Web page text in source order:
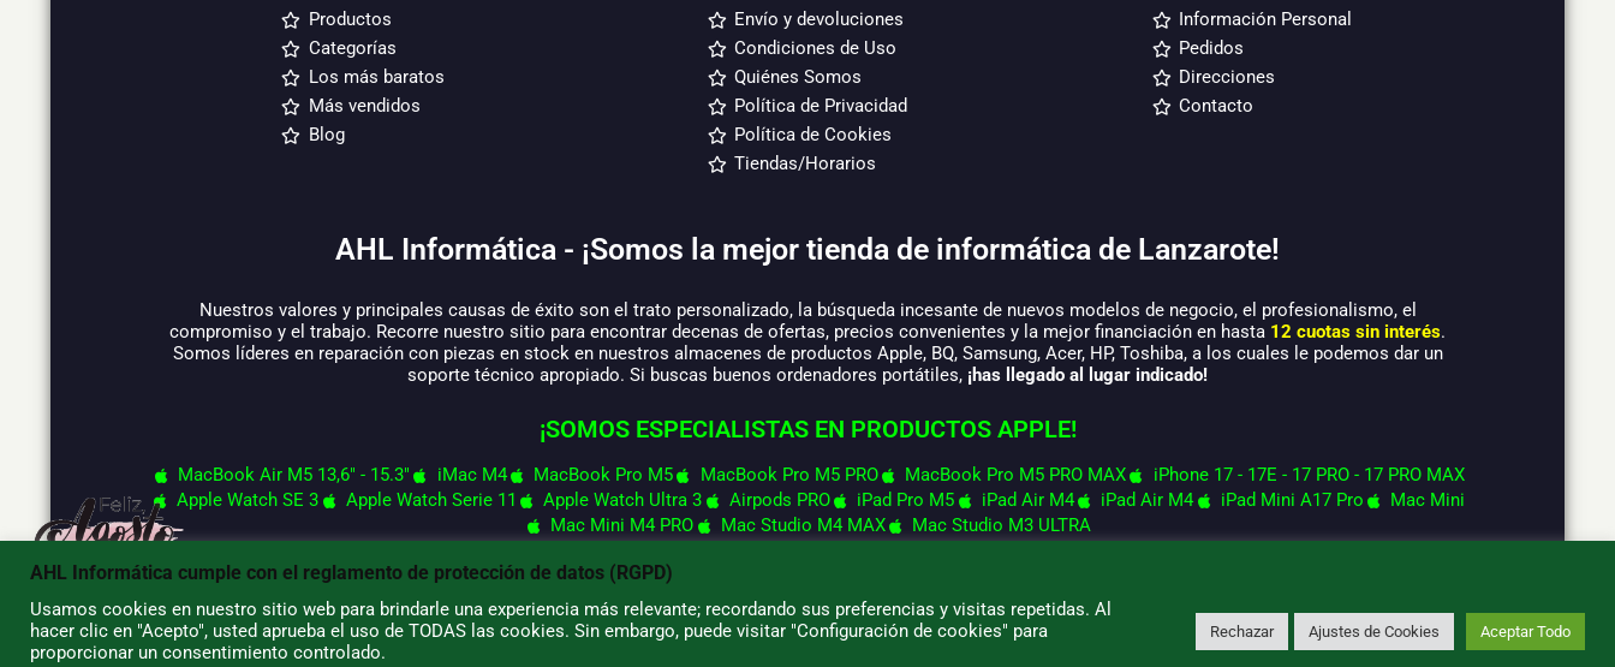
Productos
Categorías
Los más baratos
Más vendidos
Blog
Envío y devoluciones
Condiciones de Uso
Quiénes Somos
Política de Privacidad
Política de Cookies
Tiendas/Horarios
Información Personal
Pedidos
Direcciones
Contacto
AHL Informática - ¡Somos la mejor tienda de informática de Lanzarote!
Nuestros valores y principales causas de éxito son el trato personalizado, la búsqueda incesante de nuevos modelos de negocio, el profesionalismo, el
compromiso y el trabajo. Recorre nuestro sitio para encontrar decenas de ofertas, precios convenientes y la mejor financiación en hasta 12 cuotas sin interés.
Somos líderes en reparación con piezas en stock en nuestros almacenes de productos Apple, BQ, Samsung, Acer, HP, Toshiba, a los cuales le podemos dar un
soporte técnico apropiado. Si buscas buenos ordenadores portátiles, ¡has llegado al lugar indicado!
¡SOMOS ESPECIALISTAS EN PRODUCTOS APPLE!
MacBook Air M5 13,6" - 15.3" iMac M4 MacBook Pro M5 MacBook Pro M5 PRO MacBook Pro M5 PRO MAX
iPhone 17 - 17E - 17 PRO - 17 PRO MAX
Apple Watch SE 3
Apple Watch Serie 11 Apple Watch Ultra 3 Airpods PRO iPad Pro M5 iPad Air M4 iPad Air M4 iPad Mini A17 Pro
Mac Mini
Mac Mini M4 PRO
Mac Studio M4 MAX Mac Studio M3 ULTRA
© 2026 AHL Informática
AHL Informática cumple con el reglamento de protección de datos (RGPD)
Usamos cookies en nuestro sitio web para brindarle una experiencia más relevante; recordando sus preferencias y visitas repetidas. Al
hacer clic en "Acepto", usted aprueba el uso de TODAS las cookies. Sin embargo, puede visitar "Configuración de cookies" para
proporcionar un consentimiento controlado.
Rechazar Ajustes de Cookies Aceptar Todo